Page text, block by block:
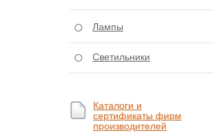
Лампы
Светильники
Каталоги и
сертификаты фирм
производителей